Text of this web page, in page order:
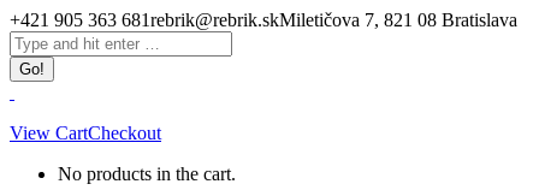
Skip
to
content
+421 905 363 681rebrik@rebrik.skMiletičova 7, 821 08 Bratislava
Facebook
page
opens
in
new
window
Search:
View CartCheckout
No products in the cart.